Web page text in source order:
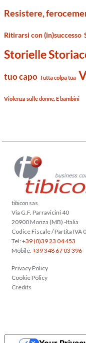
Resistere,
Ritirarsi con (in)successo
Storielle
tuo capo Tutta colpa tua
Violenza sulle donne. E bambini
tibicon sas
Via G.F. Parravicini 40
20900 Monza (MB) -Italia
Codice Fiscale / Partita IVA
Tel:+39 (0)39 23 04 453
Mobile:+39 348 67 03 396
Privacy Policy
Cookie Policy
Credits